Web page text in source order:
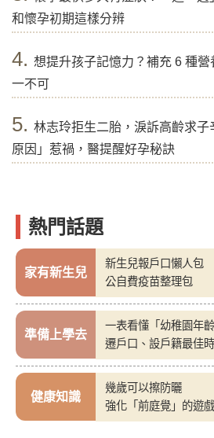
和懷孕初期這樣分辨
4. 想提升孩子記憶力？補充 6 種
一不可
5. 林志玲拒生二胎，淚訴高齡求
原因」惹禍，醫提醒好孕秘訣
熱門話題
家有新生兒
新生兒報戶口懶人包
公自費疫苗整理包
準備上學去
一表看懂「幼稚園年齡
遷戶口、設戶籍最佳
健康知識
幾歲可以擦防曬
強化「前庭覺」的遊戲